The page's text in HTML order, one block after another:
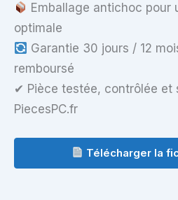
Emballage antichoc pour
optimale
Garantie 30 jours / 12
remboursé
✔ Pièce testée, contrôlée et
PiecesPC.fr
Télécharger la